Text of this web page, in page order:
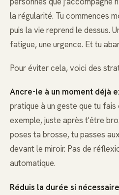
la régularité. Tu commences
puis la vie reprend le dessus.
fatigue, une urgence. Et tu
Pour éviter cela, voici des
Ancre-le à un moment déjà
pratique à un geste que tu
exemple, juste après t'être
poses ta brosse, tu passes
devant le miroir. Pas de
automatique.
Réduis la durée si nécessaire